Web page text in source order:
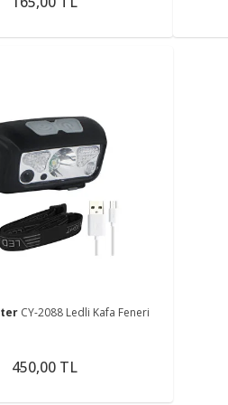
CY-2088 Ledli Kafa Feneri
450,00 TL